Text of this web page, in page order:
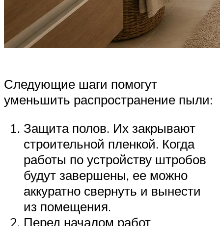
Следующие шаги помогут
уменьшить распространение пыли:
Защита полов. Их закрывают
строительной пленкой. Когда
работы по устройству штробов
будут завершены, ее можно
аккуратно свернуть и вынести
из помещения.
Перед началом работ